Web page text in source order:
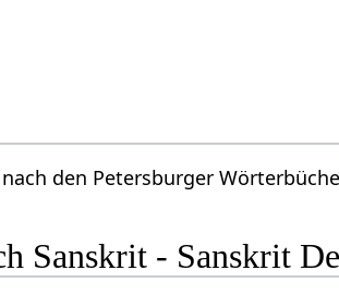
den Petersburger
Sanskrit - Sanskrit